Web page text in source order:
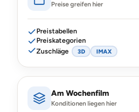
Preise greifen hier
Preistabellen
Preiskategorien
Zuschläge
3D IMAX
Am Wochenfilm
Konditionen liegen hier